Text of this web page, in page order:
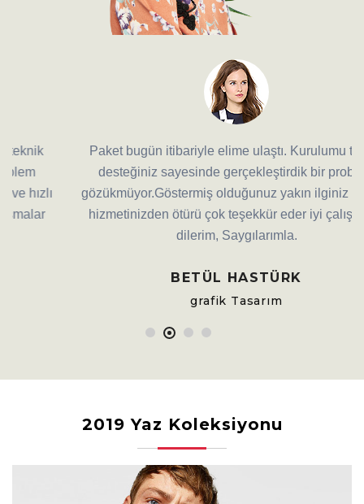
Paket bugün itibariyle elime ulaştı. Kurulumu teknik
desteğiniz sayesinde gerçekleştirdik bir problem
gözükmüyor.Göstermiş olduğunuz yakın ilginiz ve hızlı
hizmetinizden ötürü çok teşekkür eder iyi çalışmalar
dilerim, Saygılarımla.
BETÜL HASTÜRK
grafik Tasarım
2019 Yaz Koleksiyonu